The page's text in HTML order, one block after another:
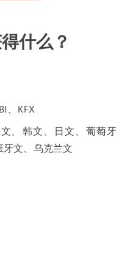
什么？
、
KFX
、 韩文 、 日文 、
葡萄牙
牙文、
乌克兰文